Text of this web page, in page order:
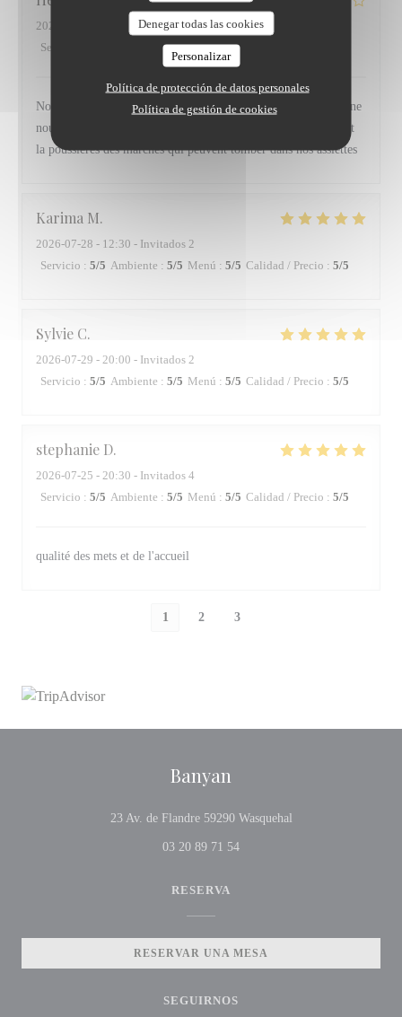
Denegar todas las cookies
Personalizar
Política de protección de datos personales
Política de gestión de cookies
2026-07-28
- 12:30 - Invitados 3
Servicio
: 5/5 Menú: 4/5
Nous avons tres bien mangé par contre la table sous l escalier ne
nous semble pas trop hygiénique avec des montées descentes et
la poussières des marches qui peuvent tomber dans nos assiettes
Karima M
2026-07-28 - 12:30 - Invitados 2
Servicio : 5/5 Ambiente : 5/5 Menú : 5/5 Calidad / Precio : 5/5
Sylvie C
2026-07-29 - 20:00 - Invitados 2
Servicio : 5/5 Ambiente : 5/5 Menú : 5/5 Calidad / Precio : 5/5
stephanie D
2026-07-25 - 20:30 - Invitados 4
Servicio : 5/5 Ambiente : 5/5 Menú : 5/5 Calidad / Precio : 5/5
qualité des mets et de l'accueil
1 2 3
Banyan
23 Av. de Flandre 59290 Wasquehal((abre en una nueva
03 20 89 71 54
RESERVA
RESERVAR UNA MESA
SEGUIRNOS